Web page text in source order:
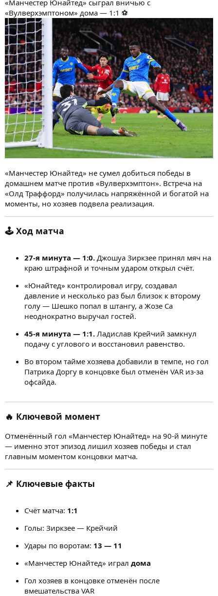
«Манчестер Юнайтед» сыграл вничью с
«Вулверхэмптоном» дома — 1:1 ⚽
«Манчестер Юнайтед» не сумел добиться победы в
домашнем матче против «Вулверхэмптон». Встреча на
«Олд Траффорд» получилась напряжённой и богатой на
моменты, но хозяев подвела реализация.
🕹️ Ход матча
27-я минута — 1:0. Джошуа Зиркзее принял мяч на
краю штрафной и точным ударом открыл счёт.
«Юнайтед» контролировал игру, создавал
давление и несколько раз был близок к второму
голу — Шешко попал в штангу, а Жозе Са
неоднократно выручал гостей.
45-я минута — 1:1. Ладислав Крейчий замкнул
подачу с углового и восстановил равенство.
Во втором тайме хозяева добавили в темпе, но гол
Патрика Доргу в концовке был отменён VAR из-за
офсайда.
🔥 Ключевой момент
Отменённый гол «Манчестер Юнайтед» на 90-й минуте
— именно этот эпизод лишил хозяев победы и стал
главным моментом концовки матча.
📌 Ключевые факты
Счёт матча: 1:1
Голы: Зиркзее — Крейчий
Удары по воротам: 13 — 11
«Манчестер Юнайтед» играл дома
Гол хозяев в концовке отменён после
вмешательства VAR